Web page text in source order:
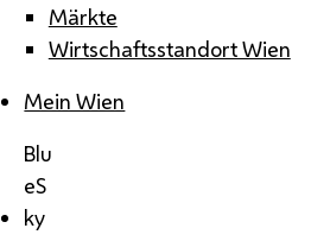
Märkte
Wirtschaftsstandort Wien
Mein Wien
Blu
eS
ky